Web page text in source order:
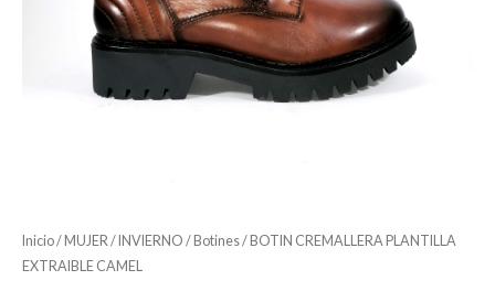
Inicio/ MUJER / INVIERNO / Botines/ BOTIN CREMALLERA PLANTILLA
EXTRAIBLE CAMEL